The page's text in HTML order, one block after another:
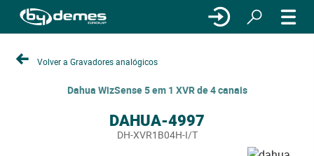
Volver a Gravadores analógicos
Dahua WizSense 5 em 1 XVR de 4 canais
DAHUA-4997
DH-XVR1B04H-I/T